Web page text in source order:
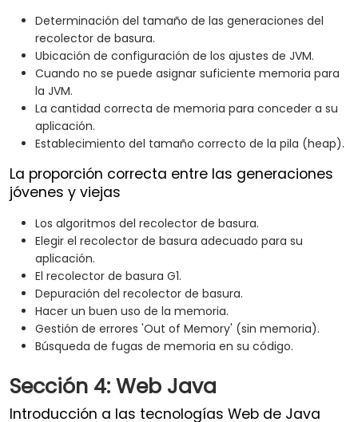
Determinación del tamaño de las generaciones del
recolector de basura.
Ubicación de configuración de los ajustes de JVM.
Cuando no se puede asignar suficiente memoria para
la JVM.
La cantidad correcta de memoria para conceder a su
aplicación.
Establecimiento del tamaño correcto de la pila (heap).
La proporción correcta entre las generaciones
jóvenes y viejas
Los algoritmos del recolector de basura.
Elegir el recolector de basura adecuado para su
aplicación.
El recolector de basura G1.
Depuración del recolector de basura.
Hacer un buen uso de la memoria.
Gestión de errores 'Out of Memory' (sin memoria).
Búsqueda de fugas de memoria en su código.
Sección 4: Web Java
Introducción a las tecnologías Web de Java